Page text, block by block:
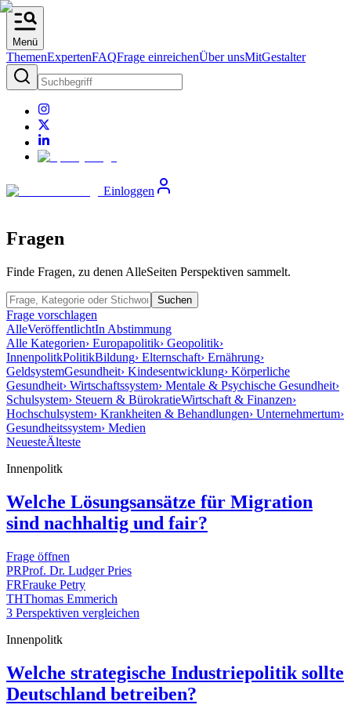
Menü
ThemenExpertenFAQFrage einreichenÜber unsMitGestalter
Einloggen
Fragen
Finde Fragen, zu denen AlleSeiten Perspektiven sammelt.
Suchen
Frage vorschlagen
AlleVeröffentlichtIn Abstimmung
Alle Kategorien› Europapolitik› Geopolitik›
InnenpolitkPolitikBildung› Elternschaft› Ernährung›
GeldsystemGesundheit› Kindesentwicklung› Körperliche
Gesundheit› Wirtschaftssystem› Mentale & Psychische Gesundheit›
Schulsystem› Steuern & BürokratieWirtschaft & Finanzen›
Hochschulsystem› Krankheiten & Behandlungen› Unternehmertum›
Gesundheitssystem› Medien
NeuesteÄlteste
Innenpolitk
Welche Lösungsansätze für Migration
sind nachhaltig und fair?
Frage öffnen
PRProf. Dr. Ludger Pries
FRFrauke Petry
THThomas Emmerich
3 Perspektiven vergleichen
Innenpolitk
Welche strategische Industriepolitik sollte
Deutschland betreiben?